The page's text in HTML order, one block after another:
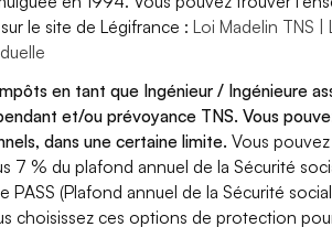
le site de Légifrance :Loi Madelin TNS |
en tant que Ingénieur / Ingénieure
et/ou prévoyance TNS. Vous
dans une certaine limite.Vous
% du plafond annuel de la Sécurité
(Plafond annuel de la Sécurité
choisissez ces options de protection